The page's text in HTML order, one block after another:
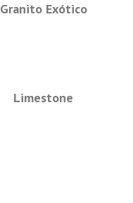
Granito Exótico
Limestone